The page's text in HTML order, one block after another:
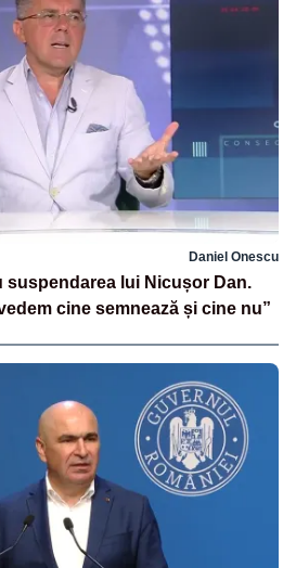
Daniel Onescu
suspendarea lui Nicușor Dan.
cine semnează și cine nu”